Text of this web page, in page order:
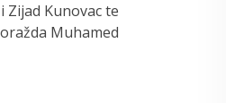
Zijad Kunovac te
Muhamed